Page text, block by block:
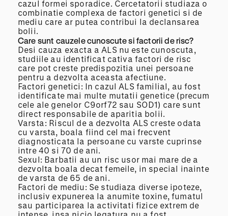
cazul formei sporadice. Cercetatorii studiaza o
combinatie complexa de factori genetici si de
mediu care ar putea contribui la declansarea
bolii.
Care sunt cauzele cunoscute si factorii de risc?
Desi cauza exacta a ALS nu este cunoscuta,
studiile au identificat cativa factori de risc
care pot creste predispozitia unei persoane
pentru a dezvolta aceasta afectiune.
Factori genetici: In cazul ALS familial, au fost
identificate mai multe mutatii genetice (precum
cele ale genelor C9orf72 sau SOD1) care sunt
direct responsabile de aparitia bolii.
Varsta: Riscul de a dezvolta ALS creste odata
cu varsta, boala fiind cel mai frecvent
diagnosticata la persoane cu varste cuprinse
intre 40 si 70 de ani.
Sexul: Barbatii au un risc usor mai mare de a
dezvolta boala decat femeile, in special inainte
de varsta de 65 de ani.
Factori de mediu: Se studiaza diverse ipoteze,
inclusiv expunerea la anumite toxine, fumatul
sau participarea la activitati fizice extrem de